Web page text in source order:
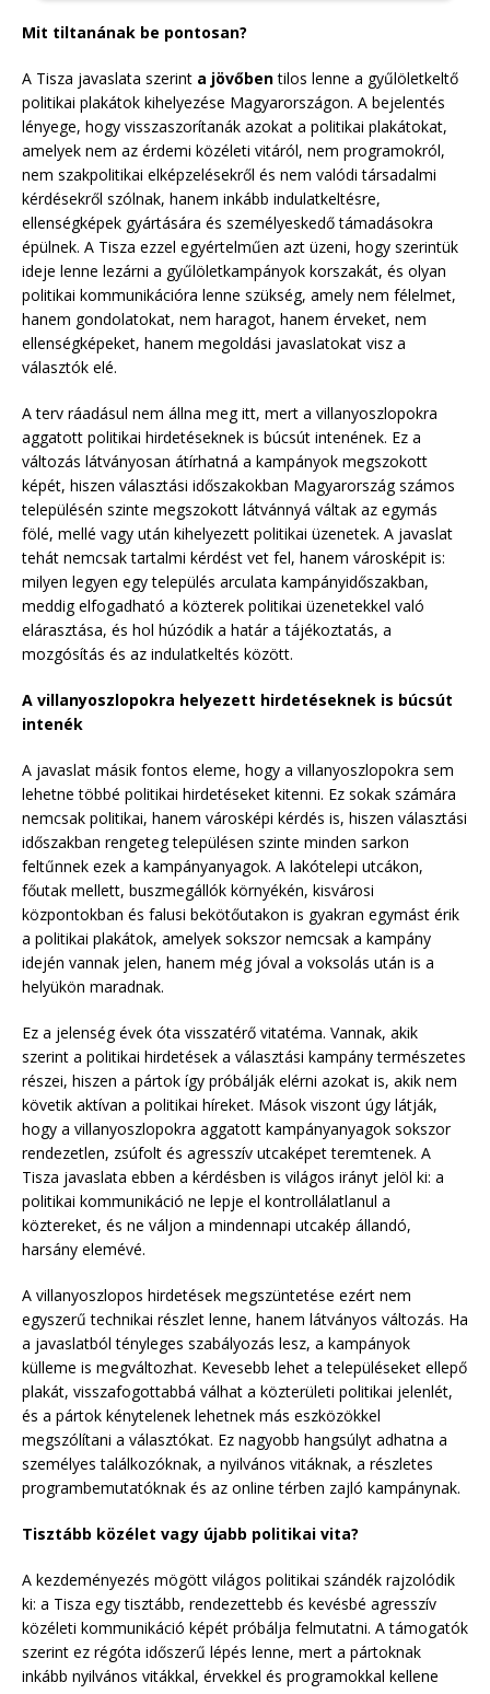
Mit tiltanának be pontosan?
A Tisza javaslata szerint a jövőbentilos lenne a gyűlöletkeltő
politikai plakátok kihelyezése Magyarországon. A bejelentés
lényege, hogy visszaszorítanák azokat a politikai plakátokat,
amelyek nem az érdemi közéleti vitáról, nem programokról,
nem szakpolitikai elképzelésekről és nem valódi társadalmi
kérdésekről szólnak, hanem inkább indulatkeltésre,
ellenségképek gyártására és személyeskedő támadásokra
épülnek. A Tisza ezzel egyértelműen azt üzeni, hogy szerintük
ideje lenne lezárni a gyűlöletkampányok korszakát, és olyan
politikai kommunikációra lenne szükség, amely nem félelmet,
hanem gondolatokat, nem haragot, hanem érveket, nem
ellenségképeket, hanem megoldási javaslatokat visz a
választók elé.
A terv ráadásul nem állna meg itt, mert a villanyoszlopokra
aggatott politikai hirdetéseknek is búcsút intenének. Ez a
változás látványosan átírhatná a kampányok megszokott
képét, hiszen választási időszakokban Magyarország számos
településén szinte megszokott látvánnyá váltak az egymás
fölé, mellé vagy után kihelyezett politikai üzenetek. A javaslat
tehát nemcsak tartalmi kérdést vet fel, hanem városképit is:
milyen legyen egy település arculata kampányidőszakban,
meddig elfogadható a közterek politikai üzenetekkel való
elárasztása, és hol húzódik a határ a tájékoztatás, a
mozgósítás és az indulatkeltés között.
A villanyoszlopokra helyezett hirdetéseknek is búcsút
intenék
A javaslat másik fontos eleme, hogy a villanyoszlopokra sem
lehetne többé politikai hirdetéseket kitenni. Ez sokak számára
nemcsak politikai, hanem városképi kérdés is, hiszen választási
időszakban rengeteg településen szinte minden sarkon
feltűnnek ezek a kampányanyagok. A lakótelepi utcákon,
főutak mellett, buszmegállók környékén, kisvárosi
központokban és falusi bekötőutakon is gyakran egymást érik
a politikai plakátok, amelyek sokszor nemcsak a kampány
idején vannak jelen, hanem még jóval a voksolás után is a
helyükön maradnak.
Ez a jelenség évek óta visszatérő vitatéma. Vannak, akik
szerint a politikai hirdetések a választási kampány természetes
részei, hiszen a pártok így próbálják elérni azokat is, akik nem
követik aktívan a politikai híreket. Mások viszont úgy látják,
hogy a villanyoszlopokra aggatott kampányanyagok sokszor
rendezetlen, zsúfolt és agresszív utcaképet teremtenek. A
Tisza javaslata ebben a kérdésben is világos irányt jelöl ki: a
politikai kommunikáció ne lepje el kontrollálatlanul a
köztereket, és ne váljon a mindennapi utcakép állandó,
harsány elemévé.
A villanyoszlopos hirdetések megszüntetése ezért nem
egyszerű technikai részlet lenne, hanem látványos változás. Ha
a javaslatból tényleges szabályozás lesz, a kampányok
külleme is megváltozhat. Kevesebb lehet a településeket ellepő
plakát, visszafogottabbá válhat a közterületi politikai jelenlét,
és a pártok kénytelenek lehetnek más eszközökkel
megszólítani a választókat. Ez nagyobb hangsúlyt adhatna a
személyes találkozóknak, a nyilvános vitáknak, a részletes
programbemutatóknak és az online térben zajló kampánynak.
Tisztább közélet vagy újabb politikai vita?
A kezdeményezés mögött világos politikai szándék rajzolódik
ki: a Tisza egy tisztább, rendezettebb és kevésbé agresszív
közéleti kommunikáció képét próbálja felmutatni. A támogatók
szerint ez régóta időszerű lépés lenne, mert a pártoknak
inkább nyilvános vitákkal, érvekkel és programokkal kellene